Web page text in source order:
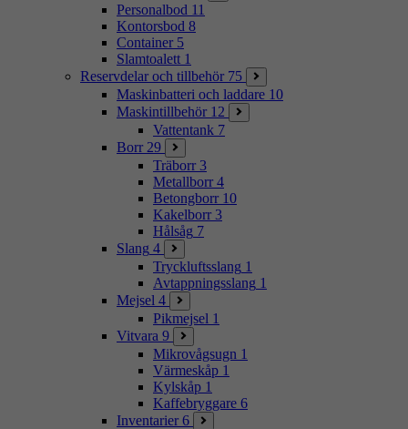
Personalbod 11
Kontorsbod 8
Container 5
Slamtoalett 1
Reservdelar och tillbehör 75
Maskinbatteri och laddare 10
Maskintillbehör 12
Vattentank 7
Borr 29
Träborr 3
Metallborr 4
Betongborr 10
Kakelborr 3
Hålsåg 7
Slang 4
Tryckluftsslang 1
Avtappningsslang 1
Mejsel 4
Pikmejsel 1
Vitvara 9
Mikrovågsugn 1
Värmeskåp 1
Kylskåp 1
Kaffebryggare 6
Inventarier 6